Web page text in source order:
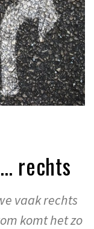
rechts
vaak rechts
komt het zo